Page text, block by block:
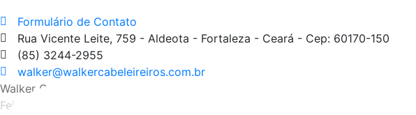
Formulário de Contato
Rua Vicente Leite, 759 - Aldeota - Fortaleza - Ceará - Cep: 60170-150
(85) 3244-2955
walker@walkercabeleireiros.com.br
Walker Cabeleireiros – 2021
Feito com